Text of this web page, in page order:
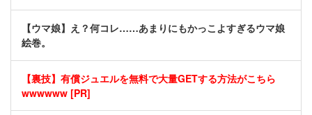
【ウマ娘】え？何コレ……あまりにもかっこよすぎるウマ娘
絵巻。
【裏技】有償ジュエルを無料で大量GETする方法がこちら
wwwwww [PR]